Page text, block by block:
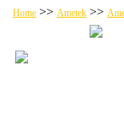
Home >> Ametek >>